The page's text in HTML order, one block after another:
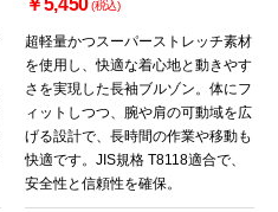
(税込)
超軽量かつスーパーストレッチ素材
を使用し、快適な着心地と動きやす
さを実現した長袖ブルゾン。体にフ
ィットしつつ、腕や肩の可動域を広
げる設計で、長時間の作業や移動も
快適です。JIS規格 T8118適合で、
安全性と信頼性を確保。
カートへ進む